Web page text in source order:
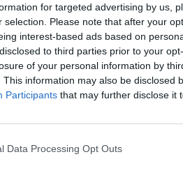
for targeted advertising by us,
selection. Please note that after your
interest-based ads based on
to third parties prior to your
of your personal information by
This information may also be disclosed
Participants that may further disclose it
Data Processing Opt Outs